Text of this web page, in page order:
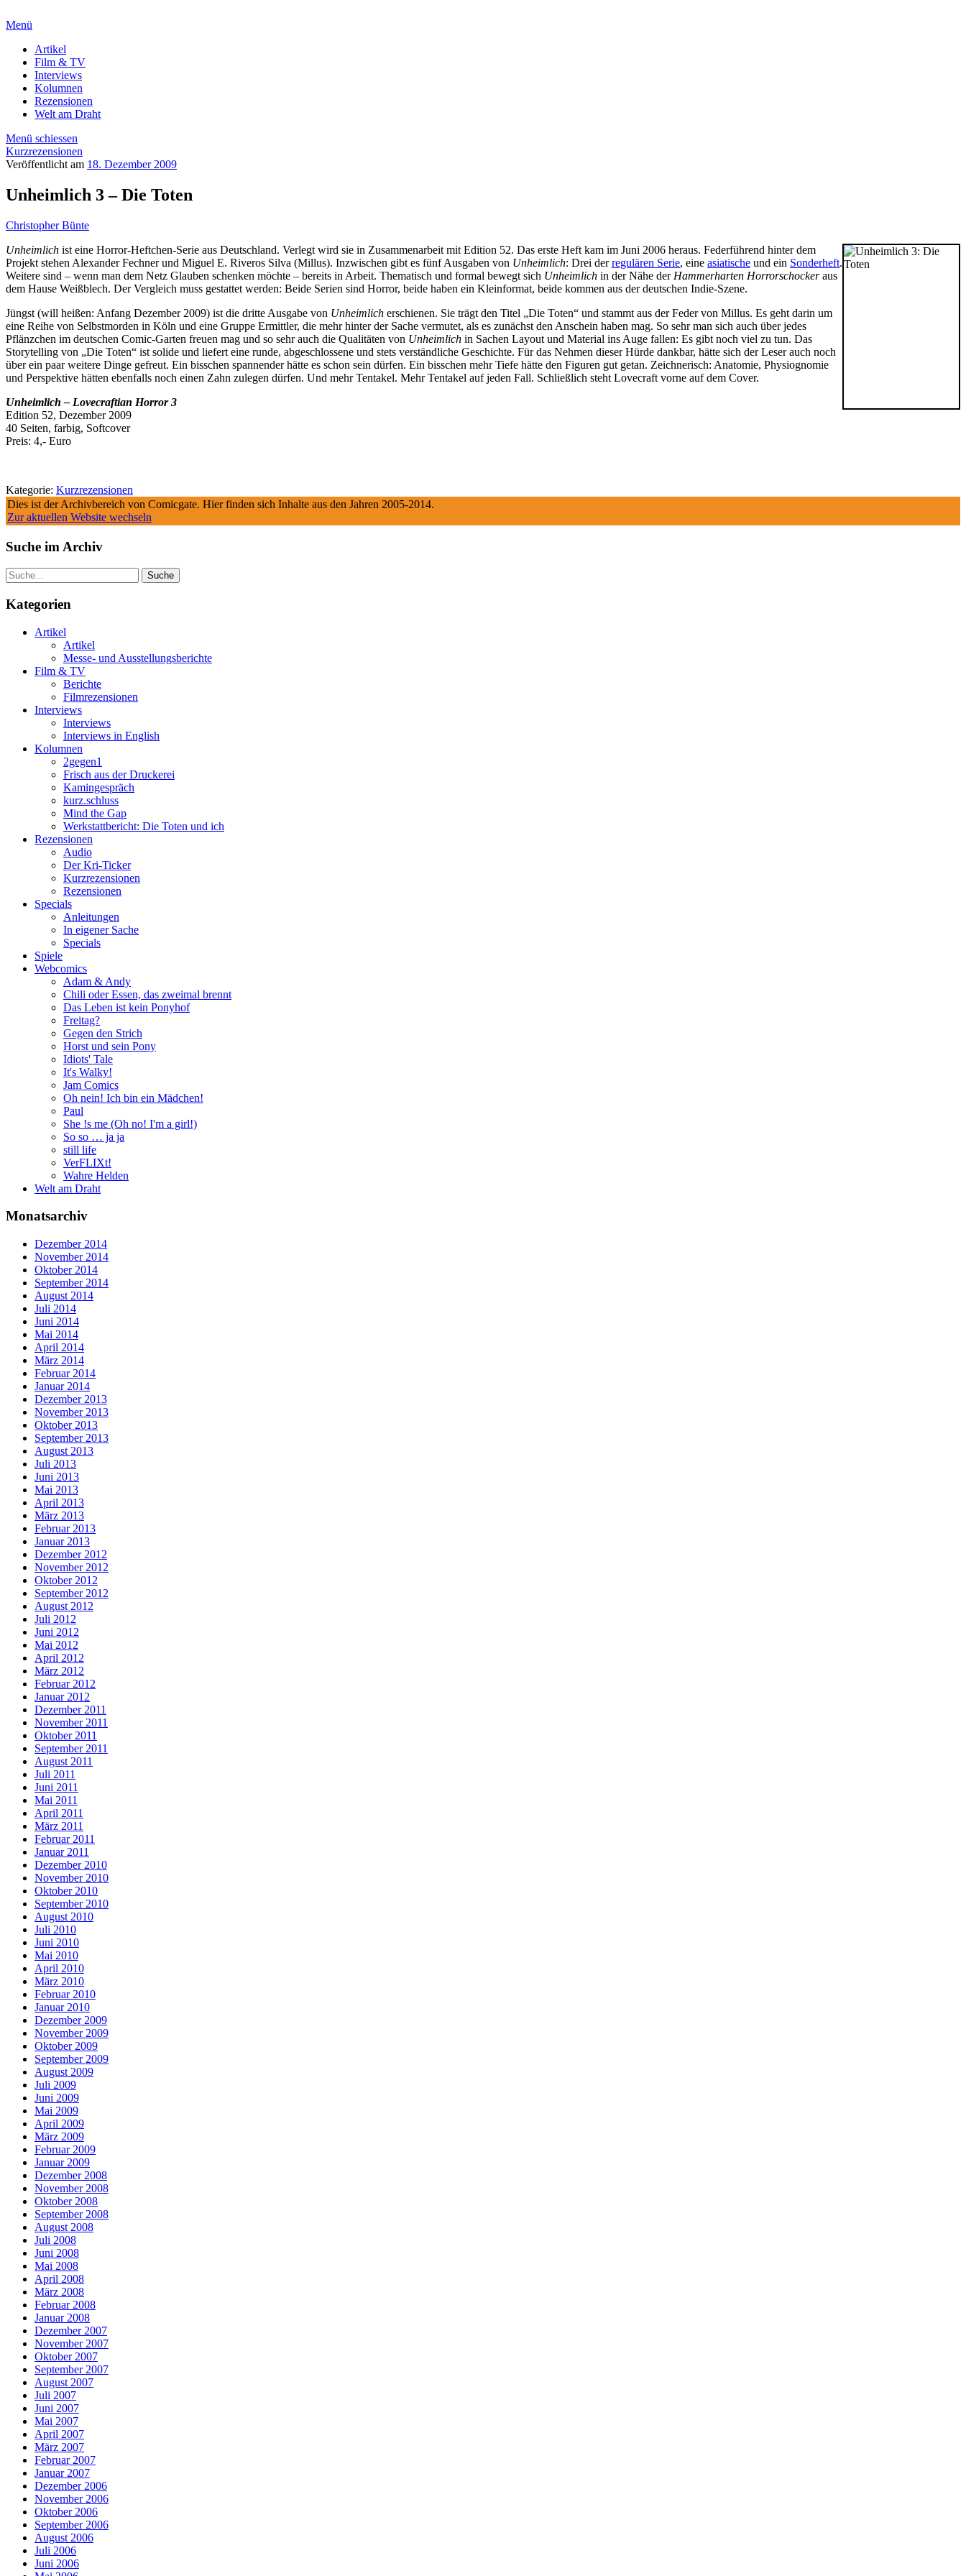
Menü
Artikel
Film & TV
Interviews
Kolumnen
Rezensionen
Welt am Draht
Menü schiessen
Kurzrezensionen
Veröffentlicht am 18. Dezember 2009
Unheimlich 3 – Die Toten
Christopher Bünte
Unheimlich ist eine Horror-Heftchen-Serie aus Deutschland. Verlegt wird sie in Zusammenarbeit mit Edition 52. Das erste Heft kam im Juni 2006 heraus. Federführend hinter dem
Projekt stehen Alexander Fechner und Miguel E. Riveros Silva (Millus). Inzwischen gibt es fünf Ausgaben von Unheimlich: Drei derregulären Serie, eine asiatische und ein Sonderheft.
Weitere sind – wenn man dem Netz Glauben schenken möchte – bereits in Arbeit. Thematisch und formal bewegt sich Unheimlich in der Nähe der Hammerharten Horrorschockeraus
dem Hause Weißblech. Der Vergleich muss gestattet werden: Beide Serien sind Horror, beide haben ein Kleinformat, beide kommen aus der deutschen Indie-Szene.
Jüngst (will heißen: Anfang Dezember 2009) ist die dritte Ausgabe von Unheimlich erschienen. Sie trägt den Titel „Die Toten“ und stammt aus der Feder von Millus. Es geht darin um
eine Reihe von Selbstmorden in Köln und eine Gruppe Ermittler, die mehr hinter der Sache vermutet, als es zunächst den Anschein haben mag. So sehr man sich auch über jedes
Pflänzchen im deutschen Comic-Garten freuen mag und so sehr auch die Qualitäten von Unheimlich in Sachen Layout und Material ins Auge fallen: Es gibt noch viel zu tun. Das
Storytelling von „Die Toten“ ist solide und liefert eine runde, abgeschlossene und stets verständliche Geschichte. Für das Nehmen dieser Hürde dankbar, hätte sich der Leser auch noch
über ein paar weitere Dinge gefreut. Ein bisschen spannender hätte es schon sein dürfen. Ein bisschen mehr Tiefe hätte den Figuren gut getan. Zeichnerisch: Anatomie, Physiognomie
und Perspektive hätten ebenfalls noch einen Zahn zulegen dürfen. Und mehr Tentakel. Mehr Tentakel auf jeden Fall. Schließlich steht Lovecraft vorne auf dem Cover.
Unheimlich – Lovecraftian Horror 3
Edition 52, Dezember 2009
40 Seiten, farbig, Softcover
Preis: 4,- Euro
Kategorie: Kurzrezensionen
Dies ist der Archivbereich von Comicgate. Hier finden sich Inhalte aus den Jahren 2005-2014.
Zur aktuellen Website wechseln
Suche im Archiv
Suche
Kategorien
Artikel
Artikel
Messe- und Ausstellungsberichte
Film & TV
Berichte
Filmrezensionen
Interviews
Interviews
Interviews in English
Kolumnen
2gegen1
Frisch aus der Druckerei
Kamingespräch
kurz.schluss
Mind the Gap
Werkstattbericht: Die Toten und ich
Rezensionen
Audio
Der Kri-Ticker
Kurzrezensionen
Rezensionen
Specials
Anleitungen
In eigener Sache
Specials
Spiele
Webcomics
Adam & Andy
Chili oder Essen, das zweimal brennt
Das Leben ist kein Ponyhof
Freitag?
Gegen den Strich
Horst und sein Pony
Idiots' Tale
It's Walky!
Jam Comics
Oh nein! Ich bin ein Mädchen!
Paul
She !s me (Oh no! I'm a girl!)
So so … ja ja
still life
VerFLIXt!
Wahre Helden
Welt am Draht
Monatsarchiv
Dezember 2014
November 2014
Oktober 2014
September 2014
August 2014
Juli 2014
Juni 2014
Mai 2014
April 2014
März 2014
Februar 2014
Januar 2014
Dezember 2013
November 2013
Oktober 2013
September 2013
August 2013
Juli 2013
Juni 2013
Mai 2013
April 2013
März 2013
Februar 2013
Januar 2013
Dezember 2012
November 2012
Oktober 2012
September 2012
August 2012
Juli 2012
Juni 2012
Mai 2012
April 2012
März 2012
Februar 2012
Januar 2012
Dezember 2011
November 2011
Oktober 2011
September 2011
August 2011
Juli 2011
Juni 2011
Mai 2011
April 2011
März 2011
Februar 2011
Januar 2011
Dezember 2010
November 2010
Oktober 2010
September 2010
August 2010
Juli 2010
Juni 2010
Mai 2010
April 2010
März 2010
Februar 2010
Januar 2010
Dezember 2009
November 2009
Oktober 2009
September 2009
August 2009
Juli 2009
Juni 2009
Mai 2009
April 2009
März 2009
Februar 2009
Januar 2009
Dezember 2008
November 2008
Oktober 2008
September 2008
August 2008
Juli 2008
Juni 2008
Mai 2008
April 2008
März 2008
Februar 2008
Januar 2008
Dezember 2007
November 2007
Oktober 2007
September 2007
August 2007
Juli 2007
Juni 2007
Mai 2007
April 2007
März 2007
Februar 2007
Januar 2007
Dezember 2006
November 2006
Oktober 2006
September 2006
August 2006
Juli 2006
Juni 2006